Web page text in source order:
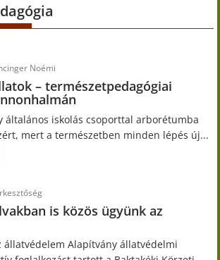
Noémi
– természetpedagógiai
általános iskolás csoporttal arborétumba
mert a természetben minden lépés új...
is közös ügyünk az
állatvédelem Alapítvány állatvédelmi